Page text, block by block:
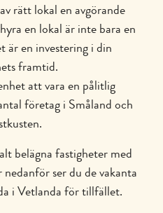
rätt lokal en avgörande
en lokal är inte bara en
är en investering i din
framtid.
att vara en pålitlig
företag i Småland och
belägna fastigheter med
ser du de vakanta
i Vetlanda för tillfället.